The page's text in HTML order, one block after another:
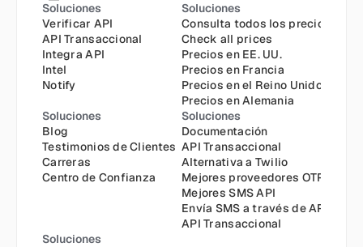
Soluciones
Verificar API
API Transaccional
Integra API
Intel
Notify
Soluciones
Consulta todos los precios
Check all prices
Precios en EE. UU.
Precios en Francia
Precios en el Reino Unido
Precios en Alemania
Soluciones
Blog
Testimonios de Clientes
Carreras
Centro de Confianza
Soluciones
Documentación
API Transaccional
Alternativa a Twilio
Mejores proveedores OTP
Mejores SMS API
Envía SMS a través de API
API Transaccional
Soluciones